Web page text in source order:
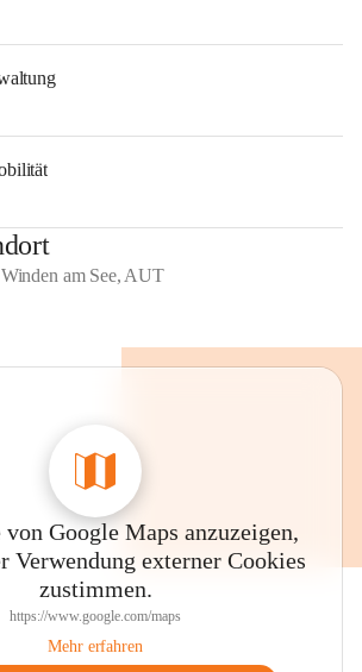
am See, AUT
Google Maps anzuzeigen,
Verwendung externer Cookies
zustimmen.
https://www.google.com/maps
Mehr erfahren